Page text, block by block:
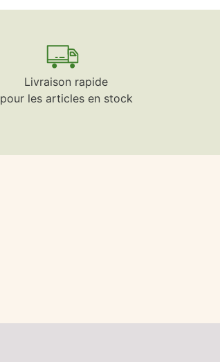
Livraison rapide
pour les articles en stock